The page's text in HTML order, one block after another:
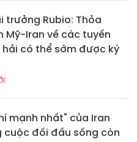
trưởng Rubio: Thỏa
Mỹ-Iran về các tuyến
hải có thể sớm được ký
mạnh nhất" của Iran
cuộc đối đầu sống còn